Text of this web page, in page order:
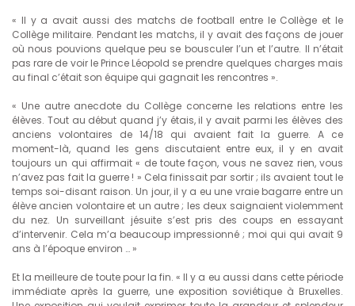
« Il y a avait aussi des matchs de football entre le Collège et le
Collège militaire. Pendant les matchs, il y avait des façons de jouer
où nous pouvions quelque peu se bousculer l’un et l’autre. Il n’était
pas rare de voir le Prince Léopold se prendre quelques charges mais
au final c’était son équipe qui gagnait les rencontres ».
« Une autre anecdote du Collège concerne les relations entre les
élèves. Tout au début quand j’y étais, il y avait parmi les élèves des
anciens volontaires de 14/18 qui avaient fait la guerre. A ce
moment-là, quand les gens discutaient entre eux, il y en avait
toujours un qui affirmait « de toute façon, vous ne savez rien, vous
n’avez pas fait la guerre ! » Cela finissait par sortir ; ils avaient tout le
temps soi-disant raison. Un jour, il y a eu une vraie bagarre entre un
élève ancien volontaire et un autre ; les deux saignaient violemment
du nez. Un surveillant jésuite s’est pris des coups en essayant
d’intervenir. Cela m’a beaucoup impressionné ; moi qui qui avait 9
ans à l’époque environ … »
Et la meilleure de toute pour la fin. « Il y a eu aussi dans cette période
immédiate après la guerre, une exposition soviétique à Bruxelles.